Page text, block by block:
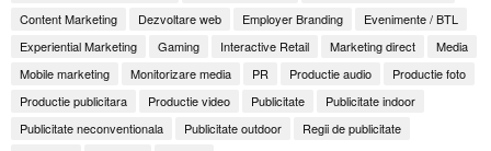
Content Marketing
Dezvoltare web Employer Branding
Evenimente / BTL
Experiential Marketing
Gaming Interactive Retail Marketing direct
Media
Mobile marketing
Monitorizare media PR Productie audio
Productie foto
Productie publicitara
Productie video Publicitate
Publicitate indoor
Publicitate neconventionala
Publicitate outdoor
Regii de publicitate